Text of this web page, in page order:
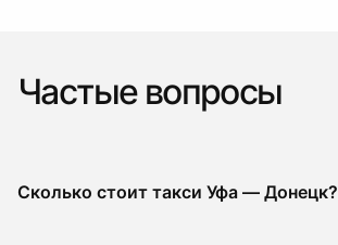
Частые вопросы
Сколько стоит такси Уфа — Донецк?